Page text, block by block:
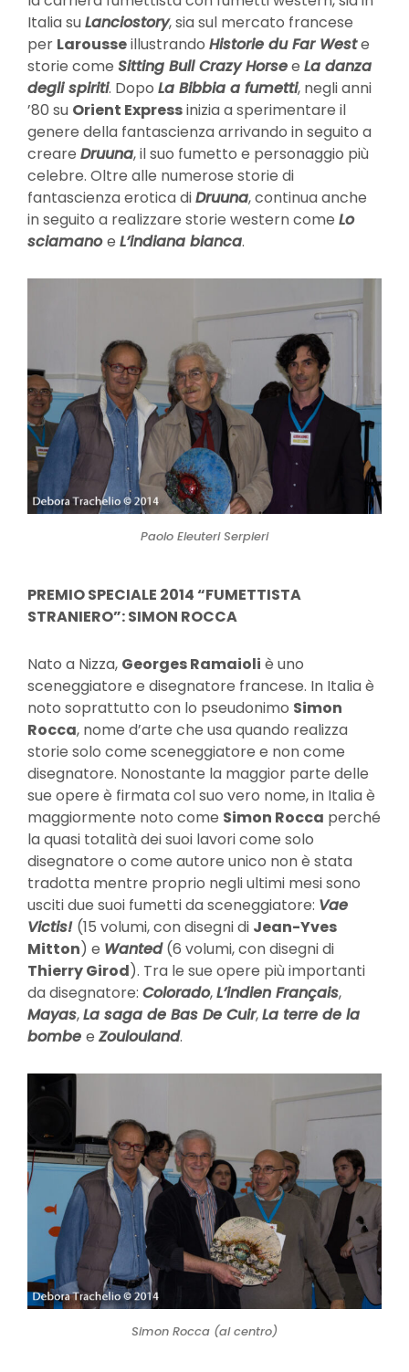
Italia suLanciostory, sia sul mercato francese
per Larousseillustrando Historie du Far Weste
storie come Sitting Bull Crazy Horsee La danza
degli spiriti. Dopo La Bibbia a fumetti, negli anni
’80 su Orient Expressinizia a sperimentare il
genere della fantascienza arrivando in seguito a
creare Druuna, il suo fumetto e personaggio più
celebre. Oltre alle numerose storie di
fantascienza erotica diDruuna, continua anche
in seguito a realizzare storie western come Lo
sciamano e L’indiana bianca.
Paolo Eleuteri Serpieri
PREMIO SPECIALE 2014 “FUMETTISTA
STRANIERO”: SIMON ROCCA
Nato a Nizza, Georges Ramaioli è uno
sceneggiatore e disegnatore francese. In Italia è
noto soprattutto con lo pseudonimo Simon
Rocca, nome d’arte che usa quando realizza
storie solo come sceneggiatore e non come
disegnatore. Nonostante la maggior parte delle
sue opere è firmata col suo vero nome, in Italia è
maggiormente noto come Simon Rocca perché
la quasi totalità dei suoi lavori come solo
disegnatore o come autore unico non è stata
tradotta mentre proprio negli ultimi mesi sono
usciti due suoi fumetti da sceneggiatore: Vae
Victis! (15 volumi, con disegni di Jean-Yves
Mitton) e Wanted(6 volumi, con disegni di
Thierry Girod). Tra le sue opere più importanti
da disegnatore: Colorado,L’indien Français,
Mayas,La saga de Bas De Cuir,La terre de la
bombe e Zoulouland.
Simon Rocca (al centro)